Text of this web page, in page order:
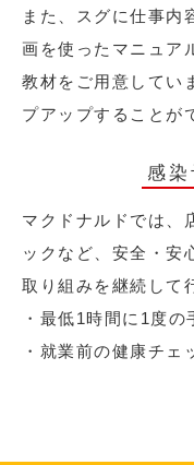
また、スグに仕事内
画を使ったマニュア
教材をご用意してい
プアップすることが
感
マクドナルドでは、
ックなど、安全・安
取り組みを継続して
・最低1時間に1度の
・就業前の健康チ